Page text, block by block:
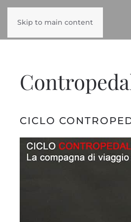
Skip to main content
CICLO